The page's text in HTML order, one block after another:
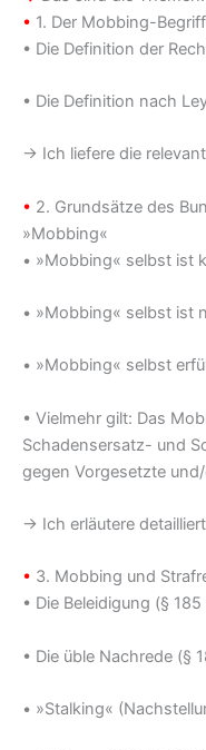
• 1. Der Mobbing-Begriff
• Die Definition der
• Die Definition nach
→ Ich liefere die
• 2. Grundsätze des
»Mobbing«
• »Mobbing« selbst ist
• »Mobbing« selbst ist
• »Mobbing« selbst
• Vielmehr gilt: Das
Schadensersatz- und
gegen Vorgesetzte
→ Ich erläutere
• 3. Mobbing und
• Die Beleidigung (§ 185
• Die üble Nachrede (§
• »Stalking«